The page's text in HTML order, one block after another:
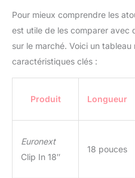
Pour mieux comprendre les
est utile de les comparer avec
sur le marché. Voici un
caractéristiques clés :
Produit Longueur
Euronext
Clip In 18″
18 pouces